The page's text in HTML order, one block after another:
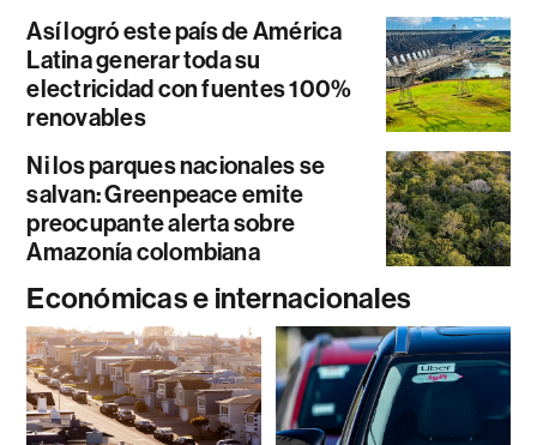
Así logró este país de América
Latina generar toda su
electricidad con fuentes 100%
renovables
Ni los parques nacionales se
salvan: Greenpeace emite
preocupante alerta sobre
Amazonía colombiana
Económicas e internacionales